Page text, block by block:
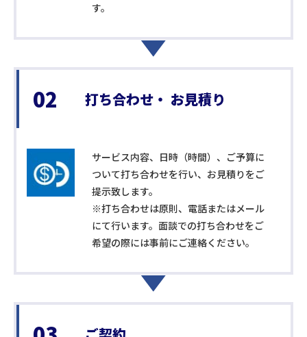
す。
02 打ち合わせ・ お見積り
サービス内容、日時（時間）、ご予算に
ついて打ち合わせを行い、お見積りをご
提示致します。
※打ち合わせは原則、電話またはメール
にて行います。面談での打ち合わせをご
希望の際には事前にご連絡ください。